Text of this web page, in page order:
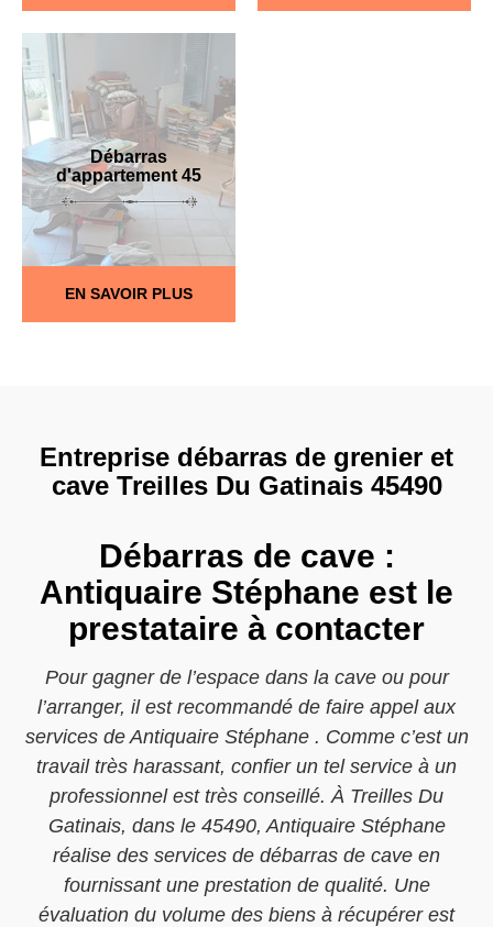
Débarras
d'appartement 45
EN SAVOIR PLUS
Entreprise débarras de grenier et
cave Treilles Du Gatinais 45490
Débarras de cave :
Antiquaire Stéphane est le
prestataire à contacter
Pour gagner de l’espace dans la cave ou pour
l’arranger, il est recommandé de faire appel aux
services de Antiquaire Stéphane . Comme c’est un
travail très harassant, confier un tel service à un
professionnel est très conseillé. À Treilles Du
Gatinais, dans le 45490, Antiquaire Stéphane
réalise des services de débarras de cave en
fournissant une prestation de qualité. Une
évaluation du volume des biens à récupérer est